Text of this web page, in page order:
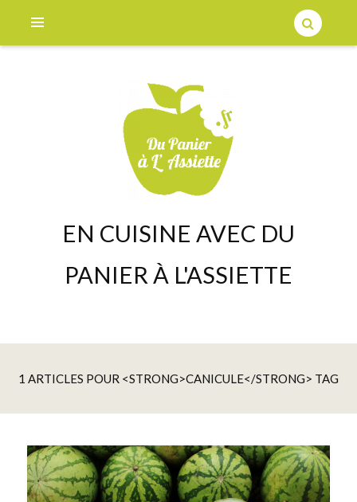
EN CUISINE AVEC DU
PANIER À L'ASSIETTE
1 ARTICLES POUR <STRONG>CANICULE</STRONG> TAG